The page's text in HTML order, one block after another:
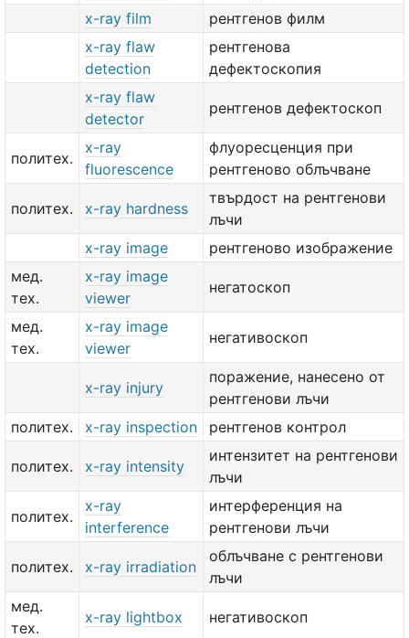
x-ray film
рентгенов филм
x-ray flaw
detection
рентгенова
дефектоскопия
x-ray flaw
detector
рентгенов дефектоскоп
политех.
x-ray
fluorescence
флуоресценция при
рентгеново облъчване
политех. x-ray hardness
твърдост на рентгенови
лъчи
x-ray image
рентгеново изображение
мед.
тех.
x-ray image
viewer
негатоскоп
мед.
тех.
x-ray image
viewer
негативоскоп
x-ray injury
поражение, нанесено от
рентгенови лъчи
политех.
x-ray inspection рентгенов контрол
политех. x-ray intensity
интензитет на рентгенови
лъчи
политех.
x-ray
interference
интерференция на
рентгенови лъчи
политех. x-ray irradiation
облъчване с рентгенови
лъчи
мед.
тех.
x-ray lightbox негативоскоп